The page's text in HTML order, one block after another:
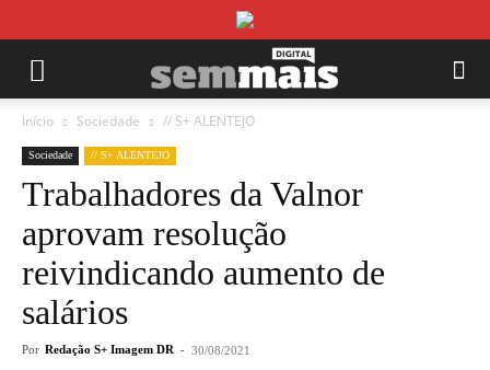
Início Sociedade // S+ ALENTEJO
Sociedade // S+ ALENTEJO
Trabalhadores da Valnor
aprovam resolução
reivindicando aumento de
salários
Por Redação S+ Imagem DR - 30/08/2021